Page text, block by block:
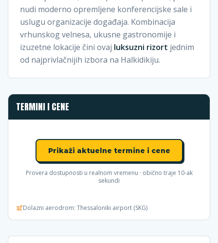
nudi moderno opremljene konferencijske sale i
uslugu organizacije događaja. Kombinacija
vrhunskog velnesa, ukusne gastronomije i
izuzetne lokacije čini ovaj luksuzni rizort jednim
od najprivlačnijih izbora na Halkidikiju.
TERMINI I CENE
Prikaži aktuelne termine i cene
Provera dostupnosti u realnom vremenu · obično traje 10-ak
sekundi
Dolazni aerodrom: Thessaloniki airport (SKG)